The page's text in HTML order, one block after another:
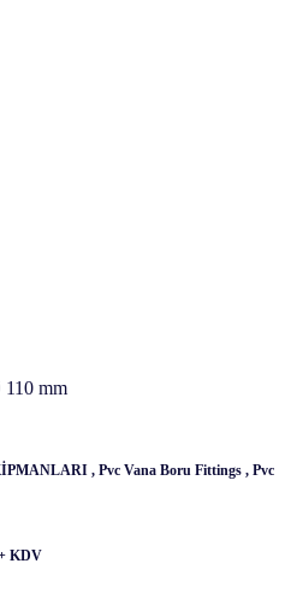
110 mm
, Pvc Vana Boru Fittings , Pvc
KDV